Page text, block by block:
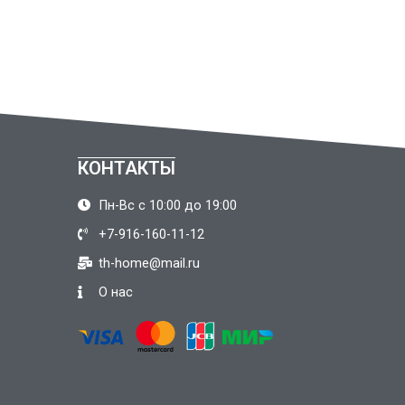
КОНТАКТЫ
Пн-Вс с 10:00 до 19:00
+7-916-160-11-12
th-home@mail.ru
О нас